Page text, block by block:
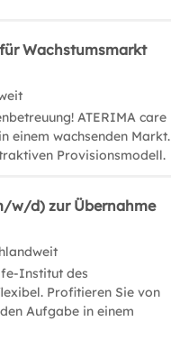
Wachstumsmarkt
ATERIMA care
einem wachsenden Markt.
Provisionsmodell.
w/d) zur Übernahme
Institut des
Profitieren Sie von
Aufgabe in einem